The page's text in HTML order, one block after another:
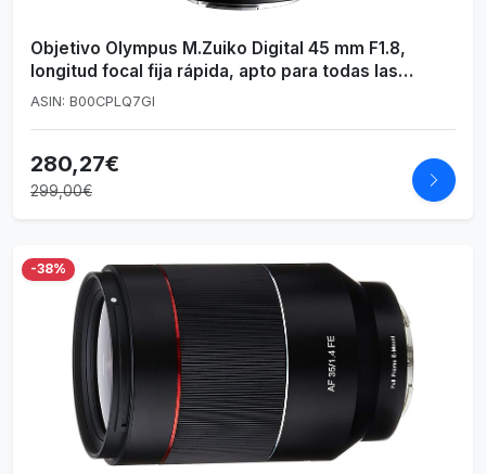
Objetivo Olympus M.Zuiko Digital 45 mm F1.8,
longitud focal fija rápida, apto para todas las
cámaras MFT (modelos Olympus OM-D & PEN,
ASIN: B00CPLQ7GI
280,27€
299,00€
-38%